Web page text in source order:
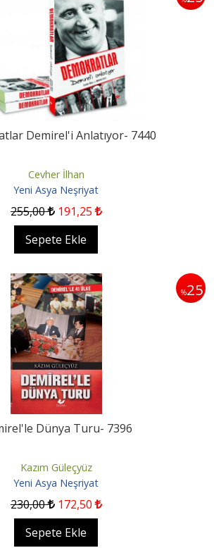
Demirel'i Anlatıyor- 7440
Cevher İlhan
Yeni Asya Neşriyat
255,00 191,25
Sepete Ekle
%25
Dünya Turu- 7396
Kazım Güleçyüz
Yeni Asya Neşriyat
230,00 172,50
Sepete Ekle